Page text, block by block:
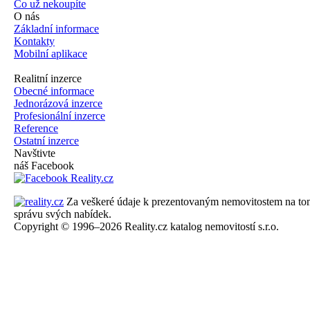
Co už nekoupíte
O nás
Základní informace
Kontakty
Mobilní aplikace
Realitní inzerce
Obecné informace
Jednorázová inzerce
Profesionální inzerce
Reference
Ostatní inzerce
Navštivte
náš Facebook
Za veškeré údaje k prezentovaným nemovitostem na
správu svých nabídek.
Copyright © 1996–2026 Reality.cz katalog nemovitostí s.r.o.